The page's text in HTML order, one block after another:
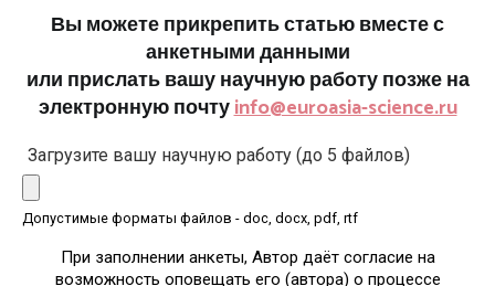
Вы можете прикрепить статью вместе с
анкетными данными
или прислать вашу научную работу позже на
электронную почтуinfo@euroasia-science.ru
Загрузите вашу научную работу (до 5 файлов)
Допустимые форматы файлов - doc, docx, pdf, rtf
При заполнении анкеты, Автор даёт согласие на
возможность оповещать его (автора) о процессе